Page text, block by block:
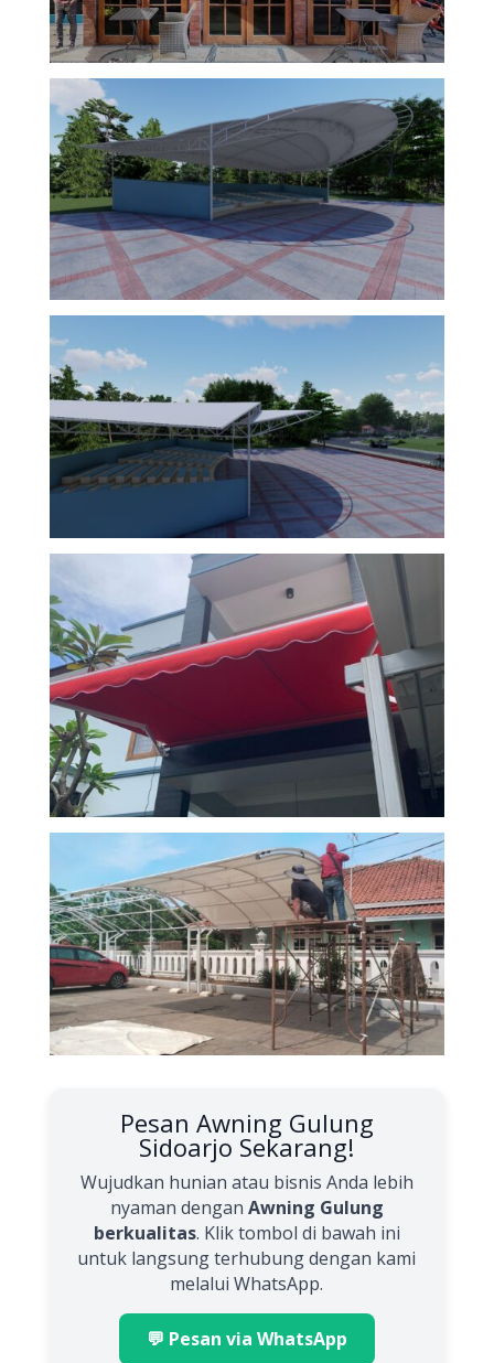
Pesan Awning Gulung
Sidoarjo Sekarang!
Wujudkan hunian atau bisnis Anda lebih
nyaman dengan Awning Gulung
berkualitas. Klik tombol di bawah ini
untuk langsung terhubung dengan kami
melalui WhatsApp.
💬 Pesan via WhatsApp